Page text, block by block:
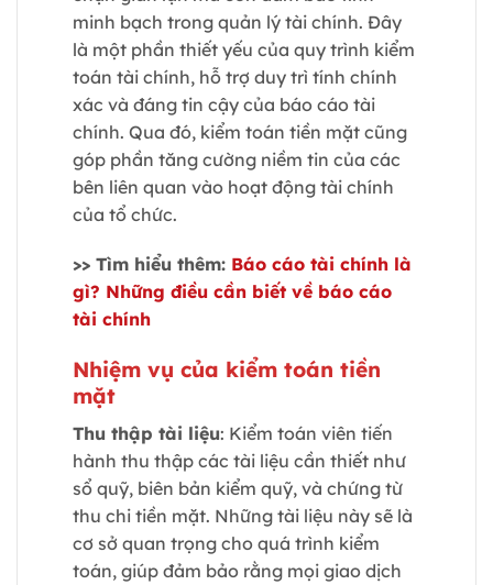
minh bạch trong quản lý tài chính. Đây
là một phần thiết yếu của quy trình kiểm
toán tài chính, hỗ trợ duy trì tính chính
xác và đáng tin cậy của báo cáo tài
chính. Qua đó, kiểm toán tiền mặt cũng
góp phần tăng cường niềm tin của các
bên liên quan vào hoạt động tài chính
của tổ chức.
>> Tìm hiểu thêm: Báo cáo tài chính là
gì? Những điều cần biết về báo cáo
tài chính
Nhiệm vụ của kiểm toán tiền
mặt
Thu thập tài liệu: Kiểm toán viên tiến
hành thu thập các tài liệu cần thiết như
sổ quỹ, biên bản kiểm quỹ, và chứng từ
thu chi tiền mặt. Những tài liệu này sẽ là
cơ sở quan trọng cho quá trình kiểm
toán, giúp đảm bảo rằng mọi giao dịch